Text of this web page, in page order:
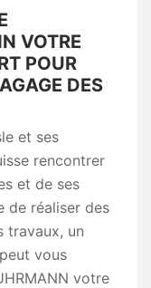
VOTRE
POUR
DES
et ses
rencontrer
et de ses
de réaliser des
travaux, un
vous
votre